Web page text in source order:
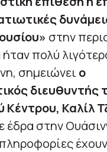
στην
πολύ
σημειώνει ο
διευθυντής
Κέντρου, Καλίλ
έδρα στην
έχουν